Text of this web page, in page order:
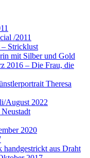
/2011
Stricklust
mit Silber und Gold
2016 – Die Frau, die
Theresa
August 2022
2020
handgestrickt aus Draht